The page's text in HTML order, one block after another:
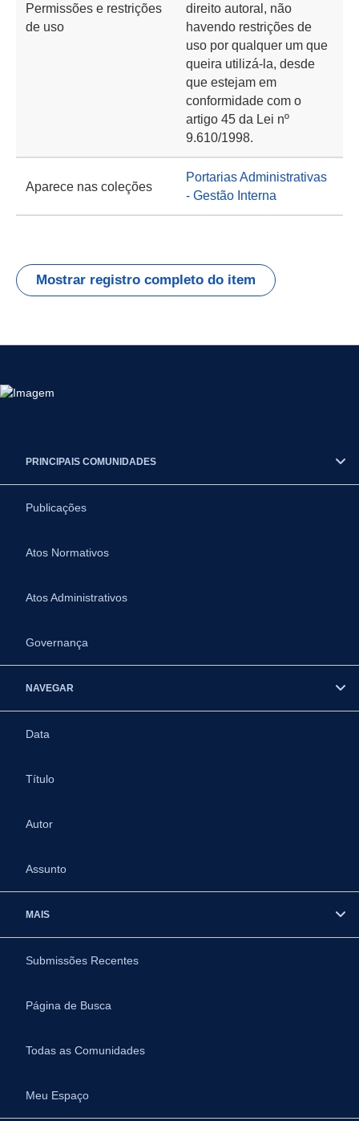
Permissões e restrições
de uso
direito autoral, não
havendo restrições de
uso por qualquer um que
queira utilizá-la, desde
que estejam em
conformidade com o
artigo 45 da Lei nº
9.610/1998.
Aparece nas coleções
Portarias Administrativas
- Gestão Interna
Mostrar registro completo do item
PRINCIPAIS COMUNIDADES
Publicações
Atos Normativos
Atos Administrativos
Governança
NAVEGAR
Data
Título
Autor
Assunto
MAIS
Submissões Recentes
Página de Busca
Todas as Comunidades
Meu Espaço